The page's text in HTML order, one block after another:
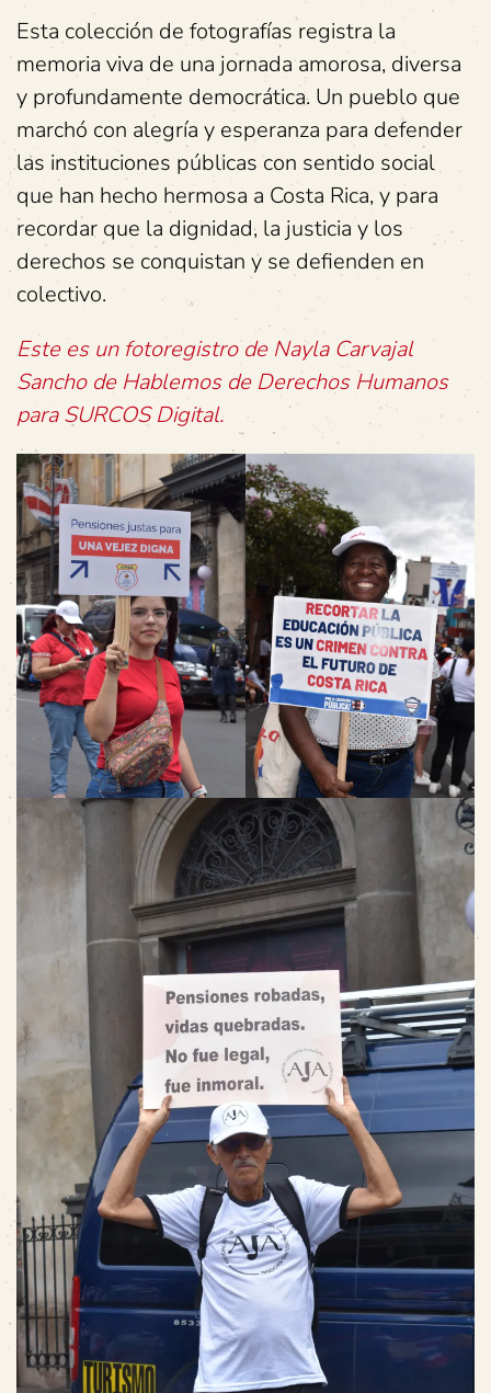
Esta colección de fotografías registra la
memoria viva de una jornada amorosa, diversa
y profundamente democrática. Un pueblo que
marchó con alegría y esperanza para defender
las instituciones públicas con sentido social
que han hecho hermosa a Costa Rica, y para
recordar que la dignidad, la justicia y los
derechos se conquistan y se defienden en
colectivo.
Este es un fotoregistro de Nayla Carvajal
Sancho de Hablemos de Derechos Humanos
para SURCOS Digital.